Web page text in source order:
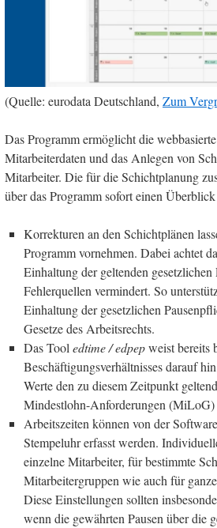
(Quelle: eurodata Deutschland, Zum
Das Programm ermöglicht die
Mitarbeiterdaten und das Anlegen von
Mitarbeiter. Die für die Schichtplanung
über das Programm sofort einen
Korrekturen an den Schichtplänen
Programm vornehmen. Dabei achtet
Einhaltung der geltenden
Fehlerquellen vermindert. So
Einhaltung der gesetzlichen
Gesetze des Arbeitsrechts.
Das Tool edtime / edpepweist bereits
Beschäftigungsverhältnisses darauf
Werte den zu diesem Zeitpunkt
Mindestlohn-Anforderungen (MiLoG)
Arbeitszeiten können von der
Stempeluhr erfasst werden.
einzelne Mitarbeiter, für bestimmte
Mitarbeitergruppen wie auch für
Diese Einstellungen sollten
wenn die gewährten Pausen über die